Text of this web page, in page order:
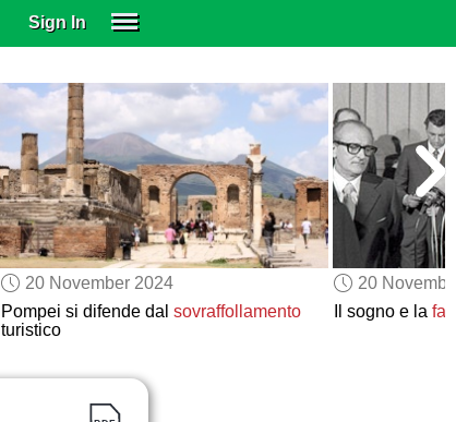
Sign In
SUBSCRIBE
EDUCATIONAL LICENSES
GIFT CARDS
OTHER LANGUAGES
ABOUT US
ALEXA
ADJUST COLORS
20 November 2024
Pompei si difende dal sovraffollamento
turistico
20
Il sogno e la